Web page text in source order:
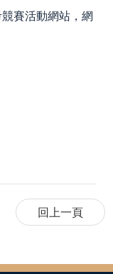
賽活動網站，網